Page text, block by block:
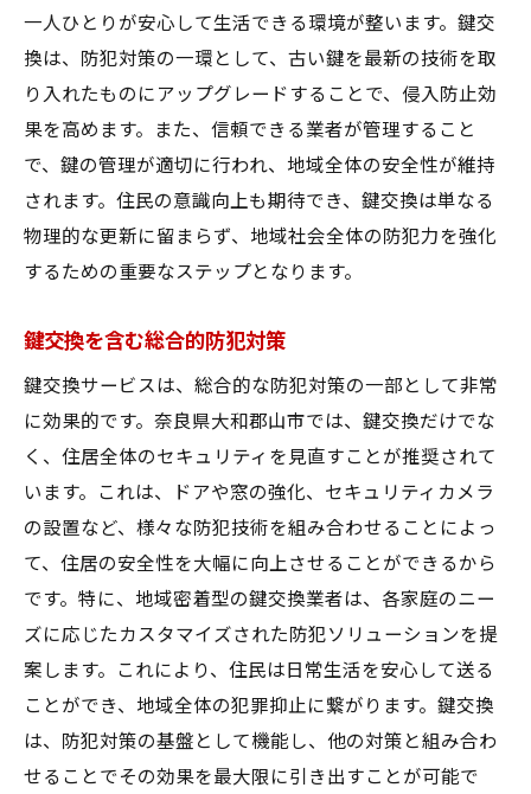
一人ひとりが安心して生活できる環境が整います。鍵交
換は、防犯対策の一環として、古い鍵を最新の技術を取
り入れたものにアップグレードすることで、侵入防止効
果を高めます。また、信頼できる業者が管理すること
で、鍵の管理が適切に行われ、地域全体の安全性が維持
されます。住民の意識向上も期待でき、鍵交換は単なる
物理的な更新に留まらず、地域社会全体の防犯力を強化
するための重要なステップとなります。
鍵交換を含む総合的防犯対策
鍵交換サービスは、総合的な防犯対策の一部として非常
に効果的です。奈良県大和郡山市では、鍵交換だけでな
く、住居全体のセキュリティを見直すことが推奨されて
います。これは、ドアや窓の強化、セキュリティカメラ
の設置など、様々な防犯技術を組み合わせることによっ
て、住居の安全性を大幅に向上させることができるから
です。特に、地域密着型の鍵交換業者は、各家庭のニー
ズに応じたカスタマイズされた防犯ソリューションを提
案します。これにより、住民は日常生活を安心して送る
ことができ、地域全体の犯罪抑止に繋がります。鍵交換
は、防犯対策の基盤として機能し、他の対策と組み合わ
せることでその効果を最大限に引き出すことが可能で